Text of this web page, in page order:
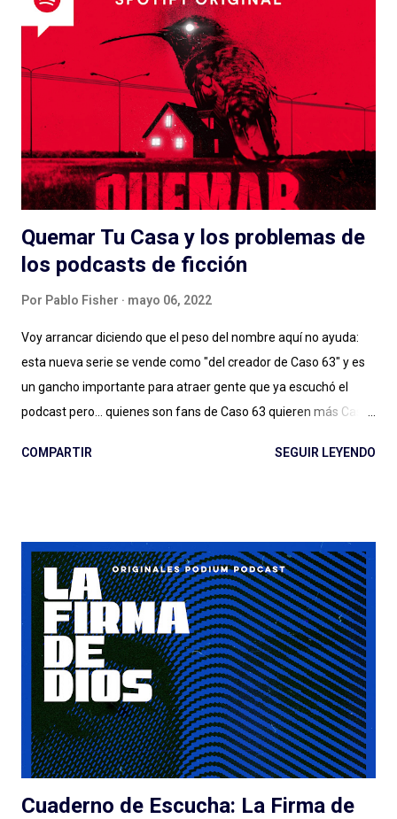
Quemar Tu Casa y los problemas de
los podcasts de ficción
Por Pablo Fisher mayo 06, 2022
Voy arrancar diciendo que el peso del nombre aquí no ayuda:
esta nueva serie se vende como "del creador de Caso 63" y es
un gancho importante para atraer gente que ya escuchó el
podcast pero... quienes son fans de Caso 63 quieren más Caso
ese lugar en el que vamos a seguir a creadores de podcasts de
tener o no éxito con las audiencias (después debatamos qué es
el éxito para un podcast de ficción) a pesar de/gracias a los
esfuerzos de Spotify: el lanzamiento, la presencia en la
aplicación, la muy atractiva portada, el genial título pueden ser
suficientes o no para disparar montones de escuchas iniciales
de una serie que... tarda en arrancar. La pasé bien escuchando
los episodios entre el tercero/cuarto y el octavo/noveno pero
e...
COMPARTIR SEGUIR LEYENDO
Cuaderno de Escucha: La Firma de